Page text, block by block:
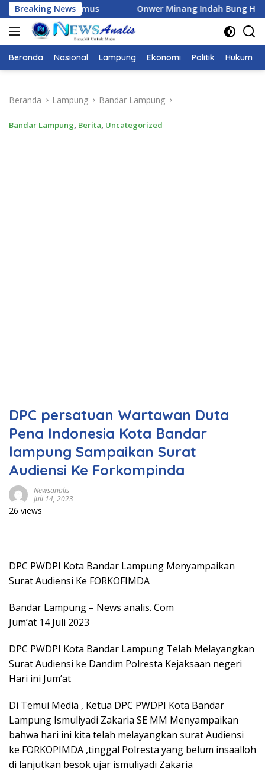
Langsung
ke
konten
Breaking NewsOnwer Minang Indah Bung H.Junaedi
Beranda Nasional Lampung Ekonomi Politik Hukum
Beranda Lampung Bandar Lampung
Bandar Lampung, Berita, Uncategorized
DPC persatuan Wartawan Duta
Pena Indonesia Kota Bandar
lampung Sampaikan Surat
Audiensi Ke Forkompinda
Newsanalis
Juli 14, 2023
26 views
DPC PWDPI Kota Bandar Lampung Menyampaikan
Surat Audiensi Ke FORKOFIMDA
Bandar Lampung – News analis. Com
Jum’at 14 Juli 2023
DPC PWDPI Kota Bandar Lampung Telah Melayangkan
Surat Audiensi ke Dandim Polresta Kejaksaan negeri
Hari ini Jum’at
Di Temui Media , Ketua DPC PWDPI Kota Bandar
Lampung Ismuliyadi Zakaria SE MM Menyampaikan
bahwa hari ini kita telah melayangkan surat Audiensi
ke FORKOPIMDA ,tinggal Polresta yang belum insaalloh
di lanjutkan besok ujar ismuliyadi Zakaria